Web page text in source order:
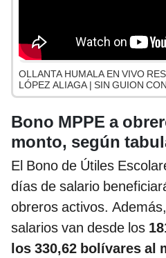
OLLANTA HUMALA EN VIVO
LÓPEZ ALIAGA | SIN GUION
Bono MPPE a
monto, según
El Bono de Útiles
días de salario
obreros activos.
salarios van desde los
los 330,62 bolívares al